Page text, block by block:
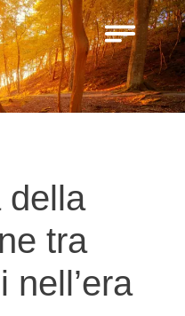
della
tra
nell’era